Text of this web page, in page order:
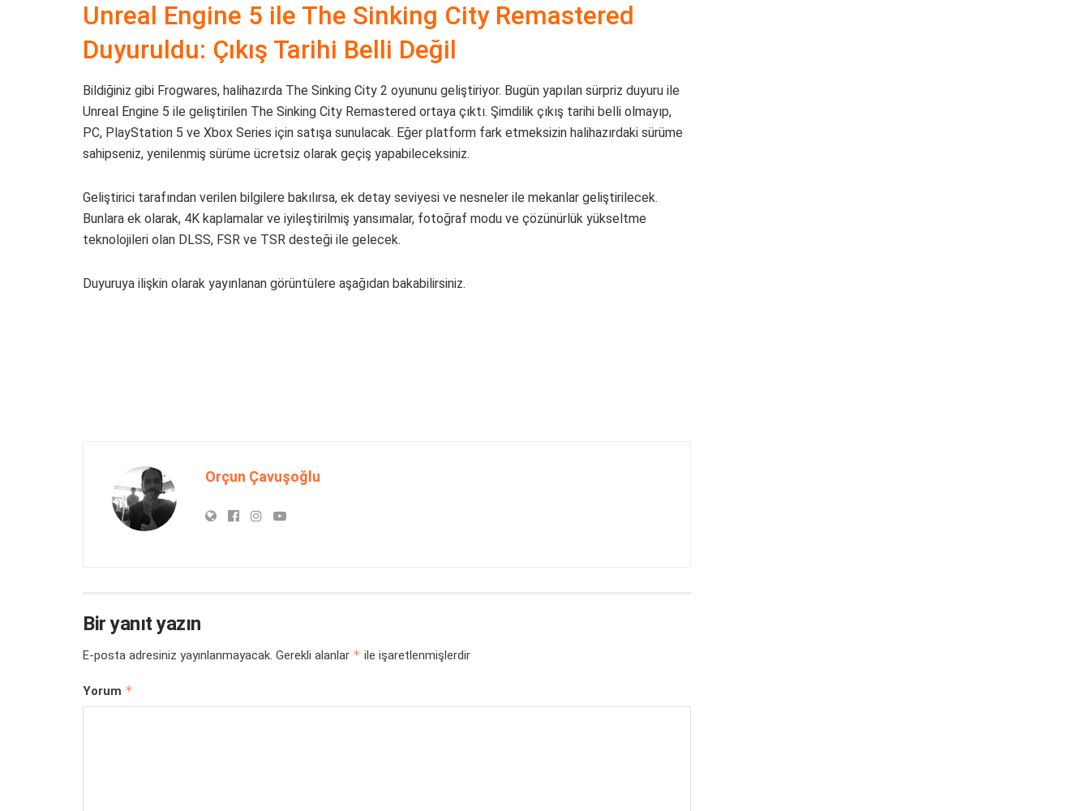
Unreal Engine 5 ile The Sinking City Remastered
Duyuruldu: Çıkış Tarihi Belli Değil
Bildiğiniz gibi Frogwares, halihazırda The Sinking City 2 oyununu geliştiriyor. Bugün yapılan sürpriz duyuru ile
Unreal Engine 5 ile geliştirilen The Sinking City Remastered ortaya çıktı. Şimdilik çıkış tarihi belli olmayıp,
PC, PlayStation 5 ve Xbox Series için satışa sunulacak. Eğer platform fark etmeksizin halihazırdaki sürüme
sahipseniz, yenilenmiş sürüme ücretsiz olarak geçiş yapabileceksiniz.
Geliştirici tarafından verilen bilgilere bakılırsa, ek detay seviyesi ve nesneler ile mekanlar geliştirilecek.
Bunlara ek olarak, 4K kaplamalar ve iyileştirilmiş yansımalar, fotoğraf modu ve çözünürlük yükseltme
teknolojileri olan DLSS, FSR ve TSR desteği ile gelecek.
Duyuruya ilişkin olarak yayınlanan görüntülere aşağıdan bakabilirsiniz.
Orçun Çavuşoğlu
Bir yanıt yazın
E-posta adresiniz yayınlanmayacak. Gerekli alanlar * ile işaretlenmişlerdir
Yorum *